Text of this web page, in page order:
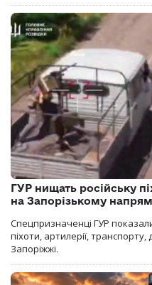
ГУР нищать російську
на Запорізькому
Спецпризначенці ГУР
піхоти, артилерії, транспорту,
Запоріжжі.